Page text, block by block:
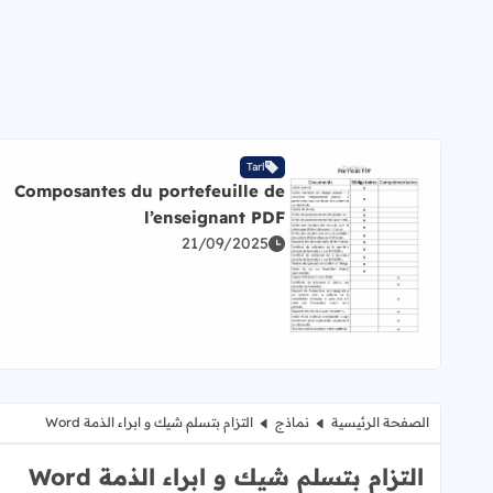
اقرأ المزيد عن Composantes du portefeuille de l’enseignant PDF
Tarl
Composantes du portefeuille de
l’enseignant PDF
21/09/2025
الصفحة الرئيسية نماذج التزام بتسلم شيك و ابراء الذمة Word
التزام بتسلم شيك و ابراء الذمة Word